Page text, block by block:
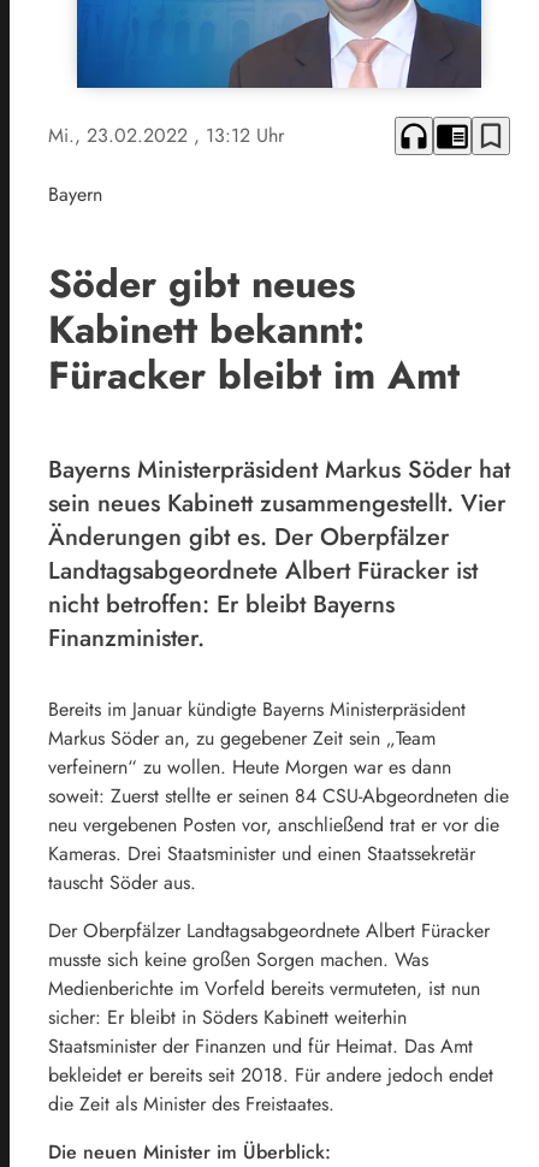
Mi., 23.02.2022 , 13:12 Uhr headphones chrome_reader_mode bookmark_border
Bayern
Söder gibt neues
Kabinett bekannt:
Füracker bleibt im Amt
Bayerns Ministerpräsident Markus Söder hat
sein neues Kabinett zusammengestellt. Vier
Änderungen gibt es. Der Oberpfälzer
Landtagsabgeordnete Albert Füracker ist
nicht betroffen: Er bleibt Bayerns
Finanzminister.
Bereits im Januar kündigte Bayerns Ministerpräsident
Markus Söder an, zu gegebener Zeit sein „Team
verfeinern“ zu wollen. Heute Morgen war es dann
soweit: Zuerst stellte er seinen 84 CSU-Abgeordneten die
neu vergebenen Posten vor, anschließend trat er vor die
Kameras. Drei Staatsminister und einen Staatssekretär
tauscht Söder aus.
Der Oberpfälzer Landtagsabgeordnete Albert Füracker
musste sich keine großen Sorgen machen. Was
Medienberichte im Vorfeld bereits vermuteten, ist nun
sicher: Er bleibt in Söders Kabinett weiterhin
Staatsminister der Finanzen und für Heimat. Das Amt
bekleidet er bereits seit 2018. Für andere jedoch endet
die Zeit als Minister des Freistaates.
Die neuen Minister im Überblick: